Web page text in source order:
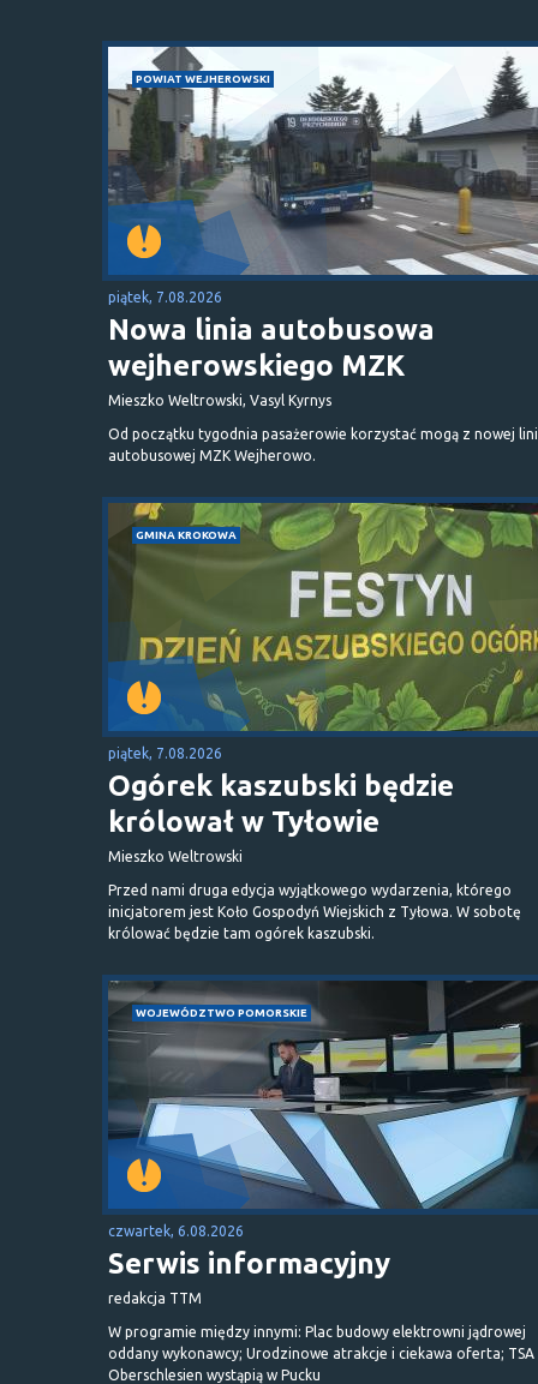
POWIAT WEJHEROWSKI
piątek, 7.08.2026
Nowa linia autobusowa
wejherowskiego MZK
Mieszko Weltrowski, Vasyl Kyrnys
Od początku tygodnia pasażerowie korzystać mogą z nowej
autobusowej MZK Wejherowo.
GMINA KROKOWA
piątek, 7.08.2026
Ogórek kaszubski będzie
królował w Tyłowie
Mieszko Weltrowski
Przed nami druga edycja wyjątkowego wydarzenia, którego
inicjatorem jest Koło Gospodyń Wiejskich z Tyłowa. W sobotę
królować będzie tam ogórek kaszubski.
WOJEWÓDZTWO POMORSKIE
czwartek, 6.08.2026
Serwis informacyjny
redakcja TTM
W programie między innymi: Plac budowy elektrowni jądrowej
oddany wykonawcy; Urodzinowe atrakcje i ciekawa oferta; TSA
Oberschlesien wystąpią w Pucku